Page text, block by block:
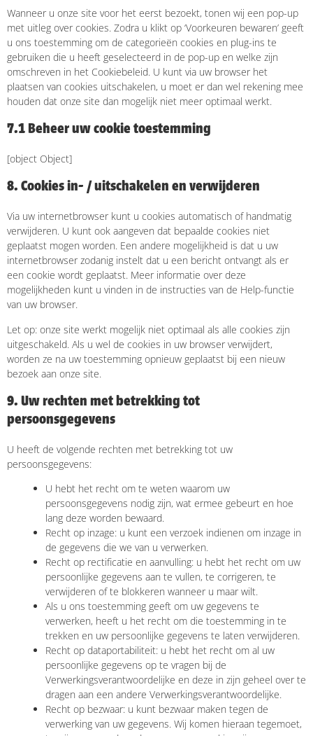
Wanneer u onze site voor het eerst bezoekt, tonen wij een pop-up
met uitleg over cookies. Zodra u klikt op ‘Voorkeuren bewaren’ geeft
u ons toestemming om de categorieën cookies en plug-ins te
gebruiken die u heeft geselecteerd in de pop-up en welke zijn
omschreven in het Cookiebeleid. U kunt via uw browser het
plaatsen van cookies uitschakelen, u moet er dan wel rekening mee
houden dat onze site dan mogelijk niet meer optimaal werkt.
7.1 Beheer uw cookie toestemming
[object Object]
8. Cookies in- / uitschakelen en verwijderen
Via uw internetbrowser kunt u cookies automatisch of handmatig
verwijderen. U kunt ook aangeven dat bepaalde cookies niet
geplaatst mogen worden. Een andere mogelijkheid is dat u uw
internetbrowser zodanig instelt dat u een bericht ontvangt als er
een cookie wordt geplaatst. Meer informatie over deze
mogelijkheden kunt u vinden in de instructies van de Help-functie
van uw browser.
Let op: onze site werkt mogelijk niet optimaal als alle cookies zijn
uitgeschakeld. Als u wel de cookies in uw browser verwijdert,
worden ze na uw toestemming opnieuw geplaatst bij een nieuw
bezoek aan onze site.
9. Uw rechten met betrekking tot
persoonsgegevens
U heeft de volgende rechten met betrekking tot uw
persoonsgegevens:
U hebt het recht om te weten waarom uw
persoonsgegevens nodig zijn, wat ermee gebeurt en hoe
lang deze worden bewaard.
Recht op inzage: u kunt een verzoek indienen om inzage in
de gegevens die we van u verwerken.
Recht op rectificatie en aanvulling: u hebt het recht om uw
persoonlijke gegevens aan te vullen, te corrigeren, te
verwijderen of te blokkeren wanneer u maar wilt.
Als u ons toestemming geeft om uw gegevens te
verwerken, heeft u het recht om die toestemming in te
trekken en uw persoonlijke gegevens te laten verwijderen.
Recht op dataportabiliteit: u hebt het recht om al uw
persoonlijke gegevens op te vragen bij de
Verwerkingsverantwoordelijke en deze in zijn geheel over te
dragen aan een andere Verwerkingsverantwoordelijke.
Recht op bezwaar: u kunt bezwaar maken tegen de
verwerking van uw gegevens. Wij komen hieraan tegemoet,